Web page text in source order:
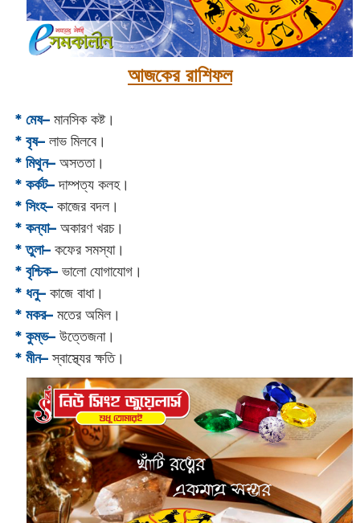
আজকের রাশিফল
* মেষ–মানসিক কষ্ট।
* বৃষ–লাভ মিলবে।
* মিথুন–অসততা।
* কর্কট–দাম্পত্য কলহ।
* সিংহ–কাজের বদল।
* কন্যা–অকারণ খরচ।
* তুলা–কফের সমস্যা।
* বৃশ্চিক–ভালো যোগাযোগ।
* ধনু–কাজে বাধা।
* মকর–মতের অমিল।‌
* কুম্ভ–উত্তেজনা।
* মীন–স্বাস্থ্যের ক্ষতি।‌‌‌‌‌‌‌‌‌‌‌‌‌‌‌‌‌‌‌‌‌‌‌‌‌‌